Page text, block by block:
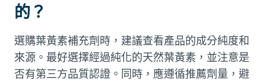
的？
選購葉黃素補充劑時，建議查看產品的成分純度和
來源。最好選擇經過純化的天然葉黃素，並注意是
否有第三方品質認證。同時，應遵循推薦劑量，避